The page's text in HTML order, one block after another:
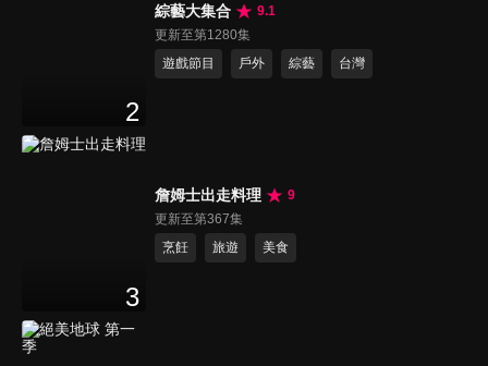
2
綜藝大集合
9.1
更新至第1280集
遊戲節目
戶外 綜藝 台灣
3
詹姆士出走料理
9
更新至第367集
烹飪
旅遊 美食